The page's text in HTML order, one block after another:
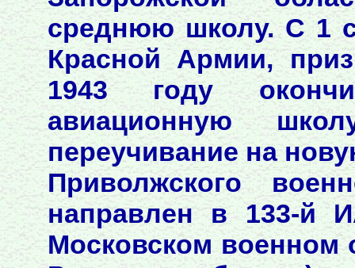
среднюю школу. С 1
Красной Армии,
1943 году
авиационную
переучивание на
Приволжского
направлен в 133-й
Московском военном